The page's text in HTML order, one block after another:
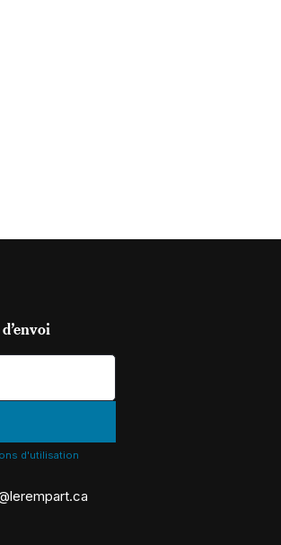
d'utilisation